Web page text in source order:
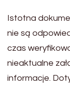
Istotna
nie są
czas
nieaktualne
informacje.